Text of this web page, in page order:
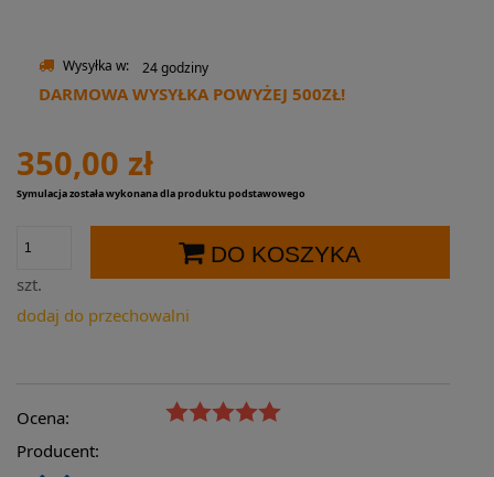
Wysyłka w: 24 godziny
DARMOWA WYSYŁKA POWYŻEJ 500ZŁ!
350,00 zł
Symulacja została wykonana dla produktu podstawowego
szt.
DO KOSZYKA
dodaj do przechowalni
Ocena:
Producent: